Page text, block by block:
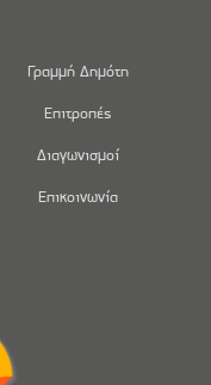
Γραμμή Δημότη
Επιτροπές
Διαγωνισμοί
Επικοινωνία